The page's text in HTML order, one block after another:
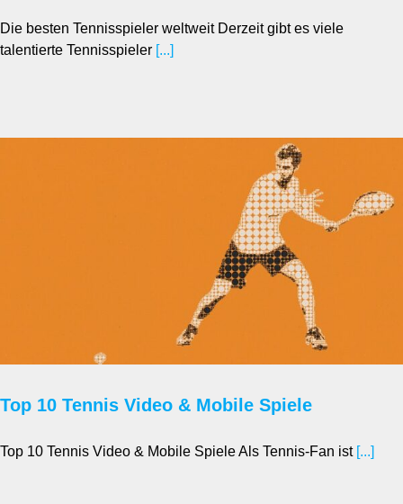
Die besten Tennisspieler weltweit Derzeit gibt es viele
talentierte Tennisspieler [...]
Top 10 Tennis Video & Mobile Spiele
Top 10 Tennis Video & Mobile Spiele Als Tennis-Fan ist [...]